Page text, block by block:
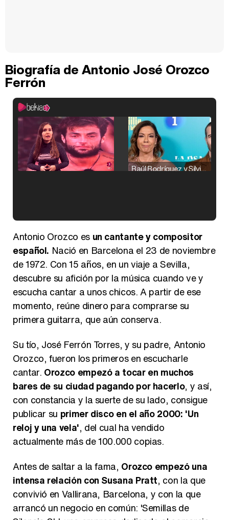
Biografía de Antonio José Orozco
Ferrón
Raúl Rodríguez y Silvia Taulés nos cuentan su papel en 'La familia de la tele'
Carlota Corredera y Javier de Hoyos: "La tele tiene que representar al público también y aquí están todos los perfiles posibles&quo;
Así se tomó Felipe VI que la Infanta Sofía no quisiera recibir formación militar
Belén Esteban: "Estoy emocionada, muy contenta y muy feliz por llegar a RTVE"
Manu Baqueiro: "Tuve como referente a Bruce Willis en 'Luz de Luna' para mi trabajo en la serie 'Perdiendo el juicio'"
Antonio Orozco es un cantante y compositor
español. Nació en Barcelona el 23 de noviembre
de 1972. Con 15 años, en un viaje a Sevilla,
descubre su afición por la música cuando ve y
escucha cantar a unos chicos. A partir de ese
momento, reúne dinero para comprarse su
primera guitarra, que aún conserva.
Su tío, José Ferrón Torres, y su padre, Antonio
Orozco, fueron los primeros en escucharle
cantar. Orozco empezó a tocar en muchos
bares de su ciudad pagando por hacerlo, y así,
con constancia y la suerte de su lado, consigue
publicar su primer disco en el año 2000: 'Un
reloj y una vela', del cual ha vendido
actualmente más de 100.000 copias.
Antes de saltar a la fama, Orozco empezó una
intensa relación con Susana Pratt, con la que
convivió en Vallirana, Barcelona, y con la que
arrancó un negocio en común: 'Semillas de